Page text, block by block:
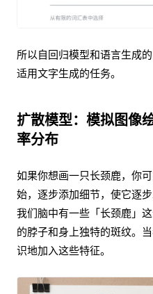
所以自回归模型和语言生成
适用文字生成的任务。
扩散模型：模拟图像
率分布
如果你想画一只长颈鹿，你
始，逐步添加细节，使它逐
我们脑中有一些「长颈鹿」
的脖子和身上独特的斑纹。
识地加入这些特征。